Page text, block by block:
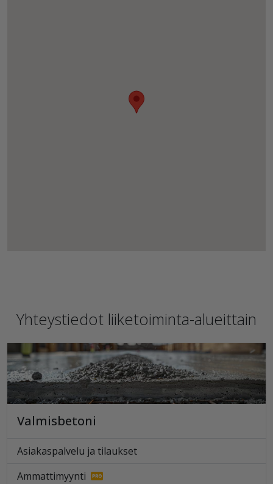
Yhteystiedot liiketoiminta-alueittain
Valmisbetoni
Asiakaspalvelu ja tilaukset
Ammattimyynti